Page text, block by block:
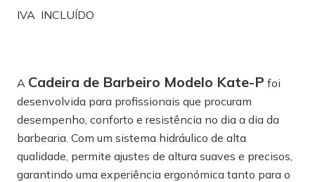
IVA INCLUÍDO
A Cadeira de Barbeiro Modelo Kate-P foi
desenvolvida para profissionais que procuram
desempenho, conforto e resistência no dia a dia da
barbearia. Com um sistema hidráulico de alta
qualidade, permite ajustes de altura suaves e precisos,
garantindo uma experiência ergonómica tanto para o